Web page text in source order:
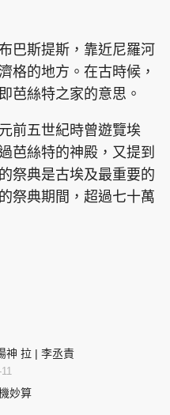
巴斯提斯，靠近尼羅河
格的地方。在古時候，
芭絲特之家的意思。
前五世紀時曾遊覽埃
芭絲特的神殿，又提到
祭典是古埃及最重要的
祭典期間，超過七十萬
神 拉 | 李丞責
妙算